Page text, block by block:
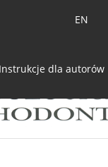
EN
Instrukcje dla autorów